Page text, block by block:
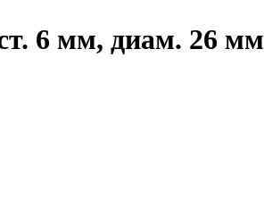
6 мм, диам. 26 мм